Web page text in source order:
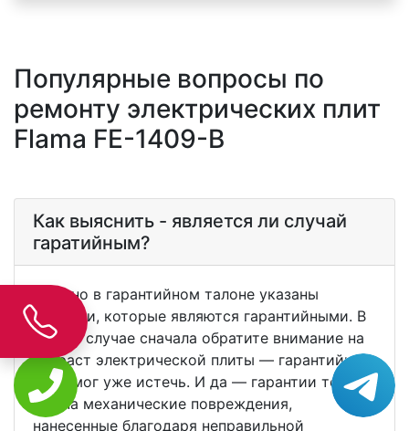
Популярные вопросы по
ремонту электрических плит
Flama FE-1409-B
Как выяснить - является ли случай
гаратийным?
Обычно в гарантийном талоне указаны
поломки, которые являются гарантийными. В
любом случае сначала обратите внимание на
возраст электрической плиты — гарантийный
срок мог уже истечь. И да — гарантии точно
нет на механические повреждения,
нанесенные благодаря неправильной